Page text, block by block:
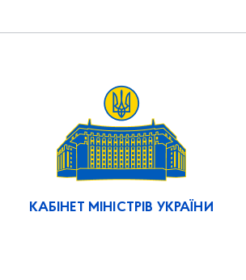
КАБІНЕТ МІНІСТРІВ УКРАЇНИ